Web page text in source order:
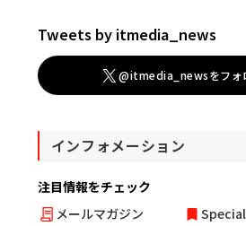
Tweets by itmedia_news
@itmedia_newsをフォ
インフォメーション
注目情報をチェック
メールマガジン